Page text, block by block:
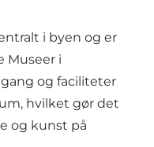
i byen og er
Museer i
og faciliteter
hvilket gør det
og kunst på